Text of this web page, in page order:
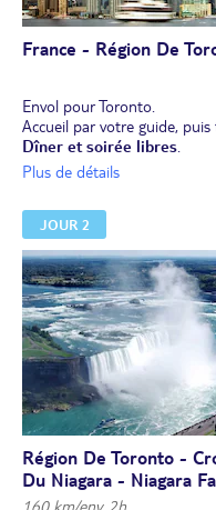
France - Région De
Envol pour Toronto.
Accueil par votre guide,
Dîner et soirée libres.
Nuit à l'hôtel.
Plus de détails
JOUR 2
Région De Toronto -
Du Niagara - Niagara